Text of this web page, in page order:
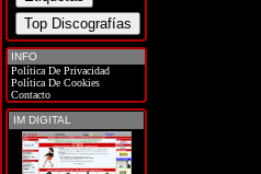
INFO
Política De Privacidad
Política De Cookies
Contacto
IM DIGITAL